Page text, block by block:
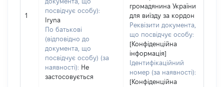
1
посвідчує особу):
Iryna
По батькові
(відповідно до
документа, що
посвідчує особу) (за
наявності): Не
застосовується
громадянина України
для виїзду за кордон
Реквізити документа,
що посвідчує особу:
[Конфіденційна
інформація]
Ідентифікаційний
номер (за наявності):
[Конфіденційна